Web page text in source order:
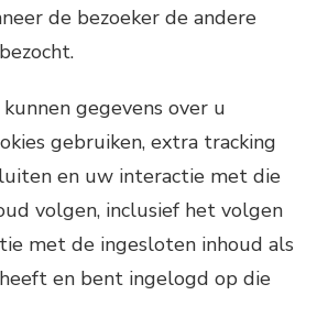
de bezoeker de andere
gegevens over u
gebruiken, extra tracking
en uw interactie met die
volgen, inclusief het volgen
met de ingesloten inhoud als
en bent ingelogd op die